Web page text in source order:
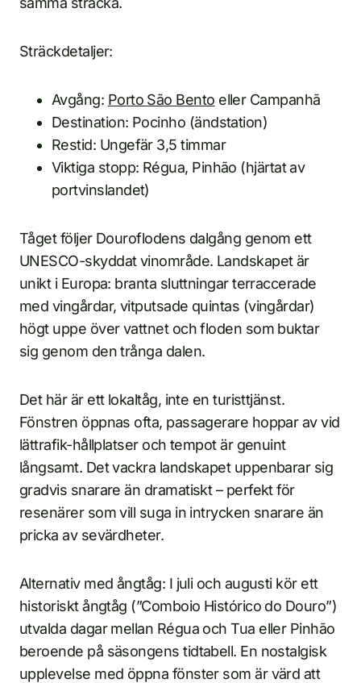
Sträckdetaljer:
Avgång: Porto São Bento eller Campanhã
Destination: Pocinho (ändstation)
Restid: Ungefär 3,5 timmar
Viktiga stopp: Régua, Pinhão (hjärtat av
portvinslandet)
Tåget följer Douroflodens dalgång genom ett
UNESCO-skyddat vinområde. Landskapet är
unikt i Europa: branta sluttningar terrассerade
med vingårdar, vitputsade quintas (vingårdar)
högt uppe över vattnet och floden som buktar
sig genom den trånga dalen.
Det här är ett lokaltåg, inte en turisttjänst.
Fönstren öppnas ofta, passagerare hoppar av vid
lättrafik-hållplatser och tempot är genuint
långsamt. Det vackra landskapet uppenbarar sig
gradvis snarare än dramatiskt – perfekt för
resenärer som vill suga in intrycken snarare än
pricka av sevärdheter.
Alternativ med ångtåg: I juli och augusti kör ett
historiskt ångtåg (”Comboio Histórico do Douro”)
utvalda dagar mellan Régua och Tua eller Pinhão
beroende på säsongens tidtabell. En nostalgisk
upplevelse med öppna fönster som är värd att